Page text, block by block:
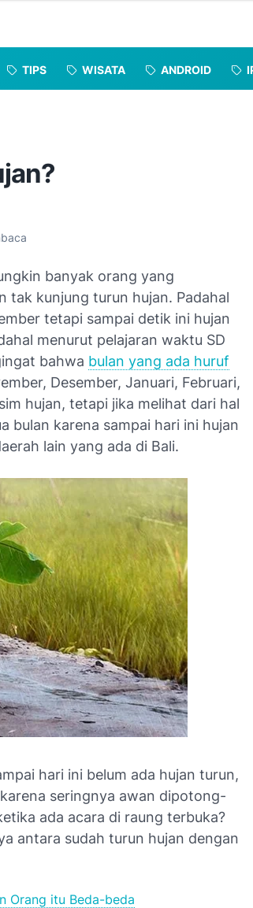
TIPS WISATA ANDROID
banyak orang yang
tak kunjung turun hujan. Padahal
tetapi sampai detik ini hujan
menurut pelajaran waktu SD
bahwa bulan yang ada huruf
Desember, Januari, Februari,
hujan, tetapi jika melihat dari hal
bulan karena sampai hari ini hujan
lain yang ada di Bali.
hari ini belum ada hujan turun,
seringnya awan dipotong-
ada acara di raung terbuka?
antara sudah turun hujan dengan
Orang itu Beda-beda